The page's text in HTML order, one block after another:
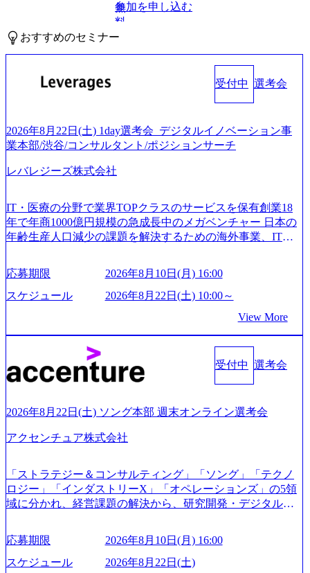
無
料
参加を申し込む
おすすめのセミナー
受付中 選考会
2026年8月22日(土) 1day選考会_デジタルイノベーション事
業本部/渋谷/コンサルタント/ポジションサーチ
レバレジーズ株式会社
IT・医療の分野で業界TOPクラスのサービスを保有創業18
年で年商1000億円規模の急成長中のメガベンチャー 日本の
年齢生産人口減少の課題を解決するための海外事業、IT事
以上の事業を展開する オールインハウスの組織体制をとっ
ており社内で新しい事業開発などの人員調達できる 独立資
本経営をとっており、事業創造の自由度が高い https://storag
s/20240925162633_7242d0de-3e54-4f03-b076-00318d5c0dff_120
0x644.webp レバレジーズ株式会社 会社説明資料 (https://spea
kerdeck.com/leverages/leverages-hui-she-shao-jie-zi-liao-zhong-tu-
cai-yong-xiang-ke) 「働く人」「事業・サービス」「カルチャ
ー」など、レバレジーズのリアルを取り上げています！ (htt
「外国人留学生等受入環境整備事業委託業務」を受託 (http
s://prtimes.jp/main/html/rd/p/000000612.000010591.html) レバレ
ジーズ、モチベーション管理システム「NALYSYS」リリー
m/@leveragesCh) レバレジーズで活躍するメンバー紹介！〜
管理職種編 〜 (https://www.youtube.com/watch?v=RETwZKac2
UI) レバレジーズで活躍するメンバー紹介！〜 営業職種編
来黒字を維持し、急成長中でありながら安定した事業を展
円を目指す日本にもなかなかないメガベンチャー。創業か
応募期限
2026年8月10日(月) 16:00
スケジュール
2026年8月22日(土) 10:00～
View More
受付中 選考会
2026年8月22日(土) ソング本部 週末オンライン選考会
アクセンチュア株式会社
「ストラテジー＆コンサルティング」「ソング」「テクノ
ロジー」「インダストリーX」「オペレーションズ」の5領
域に分かれ、経営課題の解決から、研究開発・デジタル・
グ領域からその実行的側面であるITサービスの提供まで一
貫して支援する総合系・IT系ファームである あらゆる産業
において非常に良質な顧客基盤を築いており、Fortune Globa
応募期限
2026年8月10日(月) 16:00
スケジュール
2026年8月22日(土)